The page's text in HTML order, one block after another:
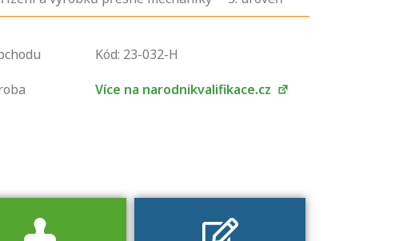
Kód: 23-032-H
Více na narodnikvalifikace.cz
U řady živností je
Pro které toto